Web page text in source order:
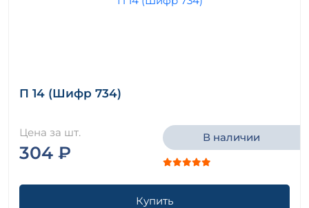
П 14 (Шифр 734)
Цена за шт.
304 ₽
В наличии
Купить